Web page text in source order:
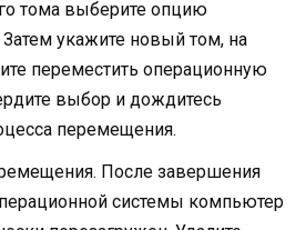
тома выберите опцию
укажите новый том, на
переместить операционную
выбор и дождитесь
перемещения.
После завершения
системы компьютер